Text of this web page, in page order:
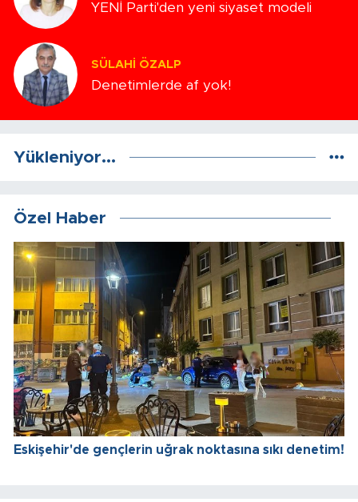
YENİ Parti'den yeni siyaset modeli
SÜLAHI ÖZALP
Denetimlerde af yok!
Yükleniyor...
Özel Haber
Eskişehir'de gençlerin uğrak noktasına sıkı denetim!